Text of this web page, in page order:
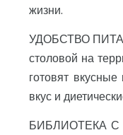
жизни.
УДОБСТВО
столовой на
готовят
вкус и
БИБЛИОТЕКА С